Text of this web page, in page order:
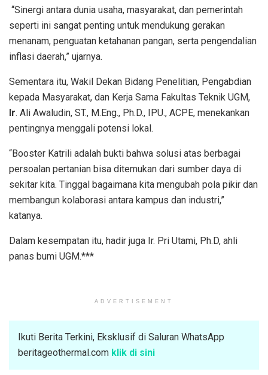
“Sinergi antara dunia usaha, masyarakat, dan pemerintah
seperti ini sangat penting untuk mendukung gerakan
menanam, penguatan ketahanan pangan, serta pengendalian
inflasi daerah,” ujarnya.
Sementara itu, Wakil Dekan Bidang Penelitian, Pengabdian
kepada Masyarakat, dan Kerja Sama Fakultas Teknik UGM,
Ir. Ali Awaludin, ST., M.Eng., Ph.D., IPU., ACPE, menekankan
pentingnya menggali potensi lokal.
“Booster Katrili adalah bukti bahwa solusi atas berbagai
persoalan pertanian bisa ditemukan dari sumber daya di
sekitar kita. Tinggal bagaimana kita mengubah pola pikir dan
membangun kolaborasi antara kampus dan industri,”
katanya.
Dalam kesempatan itu, hadir juga Ir. Pri Utami, Ph.D, ahli
panas bumi UGM.***
ADVERTISEMENT
Ikuti Berita Terkini, Eksklusif di Saluran WhatsApp
beritageothermal.com klik di sini